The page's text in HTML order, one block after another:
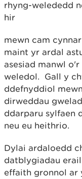
rhyng-welededd
hir
mewn cam
maint yr ardal
asesiad manwl
weledol. Gall y
ddefnyddiol
dirweddau
ddarparu sylfaen
neu eu heithrio.
Dylai ardaloedd
datblygiadau
effaith gronnol ar